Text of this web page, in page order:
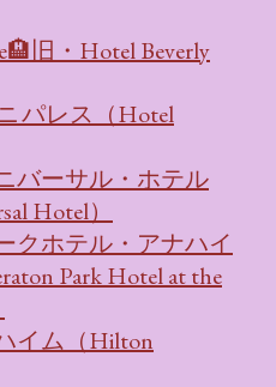
旧・Hotel Beverly
パレス（Hotel
バーサル・ホテル
Hotel）
クホテル・アナハイ
Park Hotel at the
イム（Hilton